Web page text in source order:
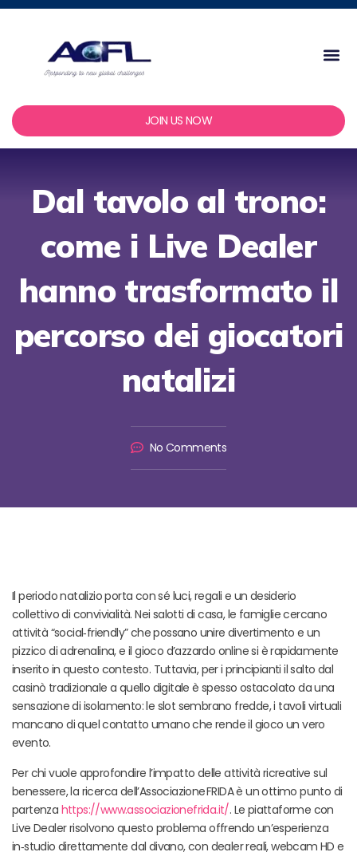
Skip
JOIN US NOW
Dal tavolo al trono:
come i Live Dealer
hanno trasformato il
percorso dei giocatori
natalizi
No Comments
Il periodo natalizio porta con sé luci, regali e un desiderio
collettivo di convivialità. Nei salotti di casa, le famiglie cercano
attività “social‑friendly” che possano unire divertimento e un
pizzico di adrenalina, e il gioco d’azzardo online si è rapidamente
inserito in questo contesto. Tuttavia, per i principianti il salto dal
casinò tradizionale a quello digitale è spesso ostacolato da una
sensazione di isolamento: le slot sembrano fredde, i tavoli virtuali
mancano di quel contatto umano che rende il gioco un vero
evento.
Per chi vuole approfondire l’impatto delle attività ricreative sul
benessere, la ricerca dell’Associazione FRIDA è un ottimo punto di
partenza https://www.associazionefrida.it/. Le piattaforme con
Live Dealer risolvono questo problema offrendo un’esperienza
in‑studio direttamente dal divano, con dealer reali, webcam HD e